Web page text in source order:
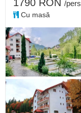
1790 RON /pers
Cu masă